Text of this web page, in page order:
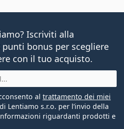
Iscriviti alla
bonus per scegliere
con il tuo acquisto.
al trattamento dei miei
Lentiamo s.r.o. per l’invio della
riguardanti prodotti e